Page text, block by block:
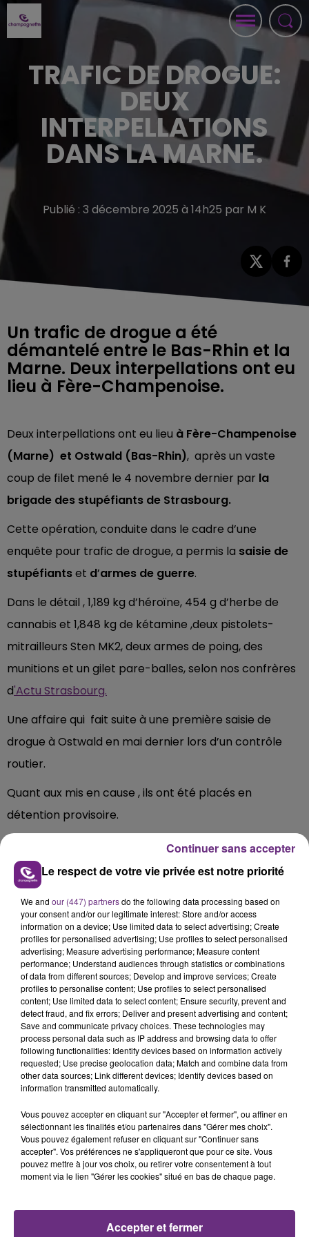
TRAFIC DE DROGUE:
DEUX
INTERPELLATIONS
DANS LA MARNE.
Publié : 3 décembre 2025 à 14h25 par M K
Un trafic de drogue a été
démantelé entre le Bas-Rhin et la
Marne. Deux interpellations ont eu
lieu à Fère-Champenoise.
Deux interpellations ont eu lieu à Fère-Champenoise
(Marne) et Ostwald (Bas-Rhin), après un vaste
coup de filet mené le 4 novembre dernier par la
brigade des stupéfiants de Strasbourg.
Cette opération, conduite dans le cadre d’une
enquête pour trafic de drogue, a permis la saisie de
stupéfiantset d’armes de guerre.
Dans le détail , 1,189 kg d’héroïne, 454 g d’herbe de
cannabis et 1,848 kg de kétamine ,deux pistolets-
mitrailleurs Sten MK2, deux armes de poing, des
munitions et un gilet pare-balles, selon nos confrères
d'Actu Strasbourg.
Une affaire qui fait suite à une première saisie de
drogue à Ostwald en mai dernier lors d’un contrôle
routier.
Quant aux mis en cause , ils ont été placés en
détention provisoire.
Les investigations se poursuivent.
FIL D'ACTU
11h37
LA CENTRALE NUCLÉAIRE DE CHOOZ
TOUJOURS À L'ARRÊT
Cela fait déjà une semaine que la centrale
nucléaire ardennaise est à l'arrêt. Une situation
justifiée par la sécheresse intense qui est toujours
présente.
Le respect de votre vie privée est notre priorité
We and our (447) partnersdo the following data processing based on
your consent and/or our legitimate interest: Store and/or access
information on a device; Use limited data to select advertising; Create
profiles for personalised advertising; Use profiles to select personalised
advertising; Measure advertising performance; Measure content
performance; Understand audiences through statistics or combinations
of data from different sources; Develop and improve services; Create
profiles to personalise content; Use profiles to select personalised
content; Use limited data to select content; Ensure security, prevent and
detect fraud, and fix errors; Deliver and present advertising and content;
Save and communicate privacy choices. These technologies may
process personal data such as IP address and browsing data to offer
following functionalities: Identify devices based on information actively
requested; Use precise geolocation data; Match and combine data from
other data sources; Link different devices; Identify devices based on
information transmitted automatically.
Vous pouvez accepter en cliquant sur "Accepter et fermer", ou affiner en
sélectionnant les finalités et/ou partenaires dans "Gérer mes choix".
Vous pouvez également refuser en cliquant sur "Continuer sans
accepter". Vos préférences ne s'appliqueront que pour ce site. Vous
pouvez mettre à jour vos choix, ou retirer votre consentement à tout
moment via le lien "Gérer les cookies" situé en bas de chaque page.
Accepter et fermer
Continuer sans accepter